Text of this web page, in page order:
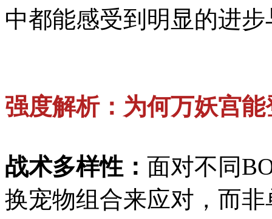
中都能感受到明显的进
强度解析：为何万妖宫
战术多样性： 面对不同
换宠物组合来应对，而